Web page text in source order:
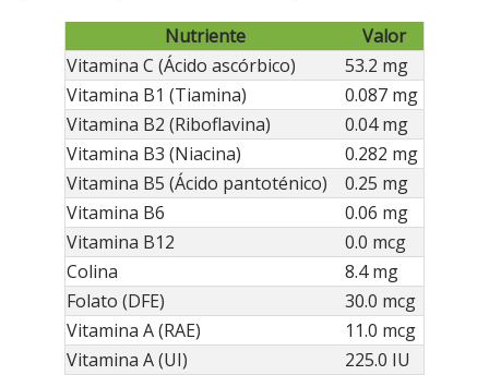
Nutriente
Valor
Vitamina C (Ácido ascórbico)
53.2 mg
Vitamina B1 (Tiamina)
0.087 mg
Vitamina B2 (Riboflavina)
0.04 mg
Vitamina B3 (Niacina)
0.282 mg
Vitamina B5 (Ácido pantoténico)
0.25 mg
Vitamina B6
0.06 mg
Vitamina B12
0.0 mcg
Colina
8.4 mg
Folato (DFE)
30.0 mcg
Vitamina A (RAE)
11.0 mcg
Vitamina A (UI)
225.0 IU